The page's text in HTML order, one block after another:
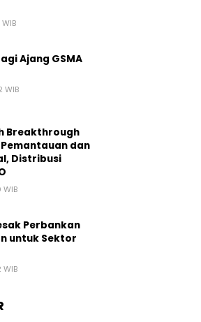
Ajang GSMA
WIB
Breakthrough
dan
Distribusi
Perbankan
untuk Sektor